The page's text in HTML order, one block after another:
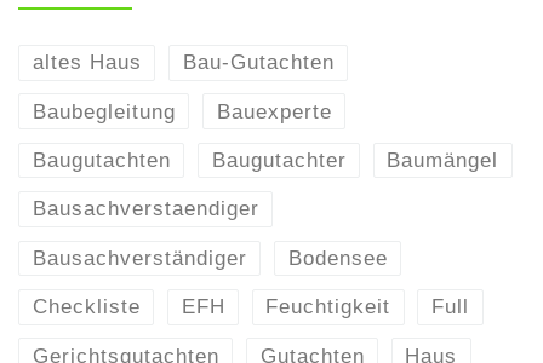
altes Haus Bau-Gutachten
Baubegleitung Bauexperte
Baugutachten Baugutachter Baumängel
Bausachverstaendiger
Bausachverständiger Bodensee
Checkliste EFH Feuchtigkeit Full
Gerichtsgutachten Gutachten Haus